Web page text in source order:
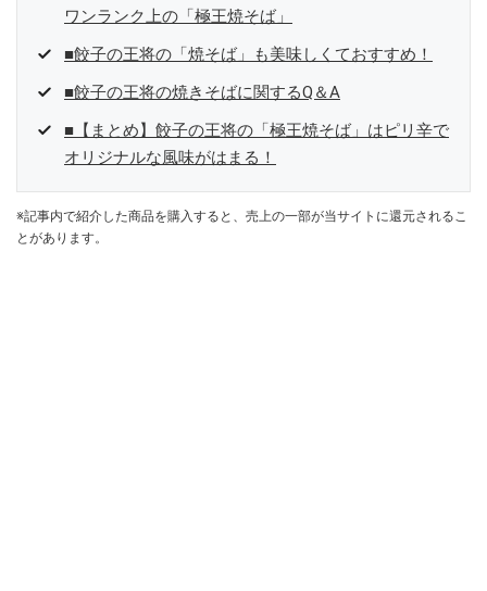
ワンランク上の「極王焼そば」
■餃子の王将の「焼そば」も美味しくておすすめ！
■餃子の王将の焼きそばに関するQ＆A
■【まとめ】餃子の王将の「極王焼そば」はピリ辛で
オリジナルな風味がはまる！
※記事内で紹介した商品を購入すると、売上の一部が当サイトに還元されるこ
とがあります。